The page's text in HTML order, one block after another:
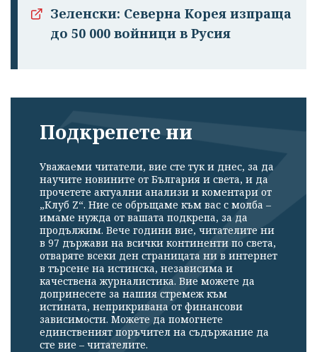
Зеленски: Северна Корея изпраща
до 50 000 войници в Русия
Подкрепете ни
Уважаеми читатели, вие сте тук и днес, за да
научите новините от България и света, и да
прочетете актуални анализи и коментари от
„Клуб Z“. Ние се обръщаме към вас с молба –
имаме нужда от вашата подкрепа, за да
продължим. Вече години вие, читателите ни
в 97 държави на всички континенти по света,
отваряте всеки ден страницата ни в интернет
в търсене на истинска, независима и
качествена журналистика. Вие можете да
допринесете за нашия стремеж към
истината, неприкривана от финансови
зависимости. Можете да помогнете
единственият поръчител на съдържание да
сте вие – читателите.